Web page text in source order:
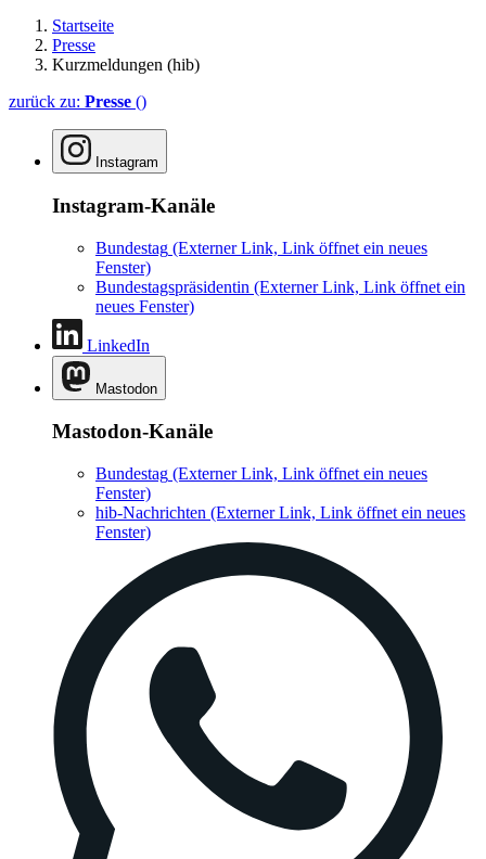
Startseite
Presse
Kurzmeldungen (hib)
zurück zu: Presse ()
Instagram
Instagram-Kanäle
Bundestag (Externer Link, Link öffnet ein neues
Fenster)
Bundestagspräsidentin (Externer Link, Link öffnet ein
neues Fenster)
LinkedIn
Mastodon
Mastodon-Kanäle
Bundestag (Externer Link, Link öffnet ein neues
Fenster)
hib-Nachrichten (Externer Link, Link öffnet ein neues
Fenster)